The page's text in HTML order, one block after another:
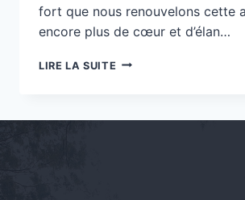
fort que nous renouvelons cette
encore plus de cœur et d’élan…
LIRE LA SUITE JOURNÉE